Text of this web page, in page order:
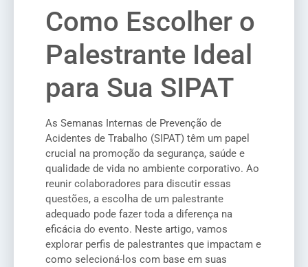
Como Escolher o
Palestrante Ideal
para Sua SIPAT
As Semanas Internas de Prevenção de
Acidentes de Trabalho (SIPAT) têm um papel
crucial na promoção da segurança, saúde e
qualidade de vida no ambiente corporativo. Ao
reunir colaboradores para discutir essas
questões, a escolha de um palestrante
adequado pode fazer toda a diferença na
eficácia do evento. Neste artigo, vamos
explorar perfis de palestrantes que impactam e
como selecioná-los com base em suas